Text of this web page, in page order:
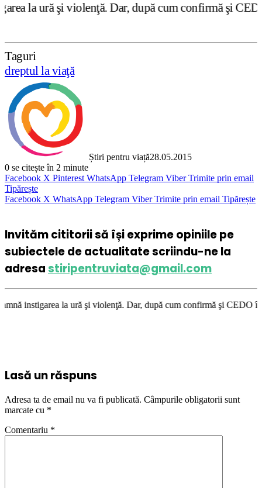
Dar, după cum confirmă şi CEDO în cazul
Taguri
dreptul la viaţă
Știri pentru viață28.05.2015
0 se citește în 2 minute
Facebook X Pinterest WhatsApp Telegram Viber Trimite prin email
Tipărește
Facebook X WhatsApp Telegram Viber Trimite prin email Tipărește
Invităm cititorii să își exprime opiniile pe
subiectele de actualitate scriindu-ne la
adresastiripentruviata@gmail.com
la ură şi violenţă. Dar, după cum confirmă şi CEDO în cazul
Lasă un răspuns
Adresa ta de email nu va fi publicată. Câmpurile obligatorii sunt
marcate cu *
Comentariu *